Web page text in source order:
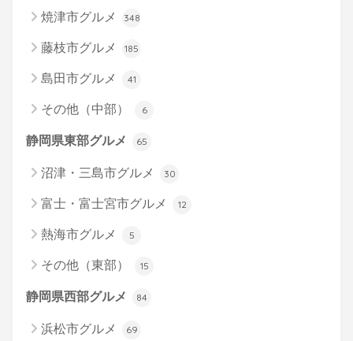
焼津市グルメ 348
藤枝市グルメ 185
島田市グルメ 41
その他（中部） 6
静岡県東部グルメ 65
沼津・三島市グルメ 30
富士・富士宮市グルメ 12
熱海市グルメ 5
その他（東部） 15
静岡県西部グルメ 84
浜松市グルメ 69